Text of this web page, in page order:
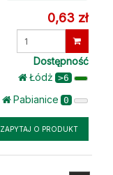
0,63 zł
Dostępność
Łódż >6
Pabianice 0
ZAPYTAJ O PRODUKT